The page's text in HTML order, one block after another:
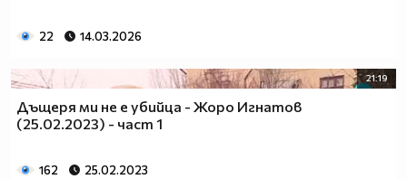
22 14.03.2026
21:19
Дъщеря ми не е убийца - Жоро Игнатов
(25.02.2023) - част 1
162 25.02.2023